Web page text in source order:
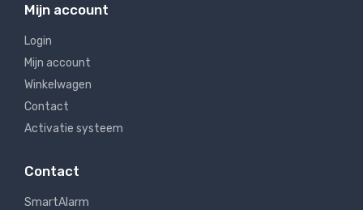
Mijn account
Login
Mijn account
Winkelwagen
Contact
Activatie systeem
Contact
SmartAlarm